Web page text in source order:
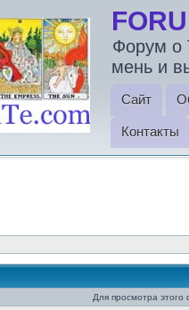
Форум о
мень и
Сайт
Контакты
Для просмотра